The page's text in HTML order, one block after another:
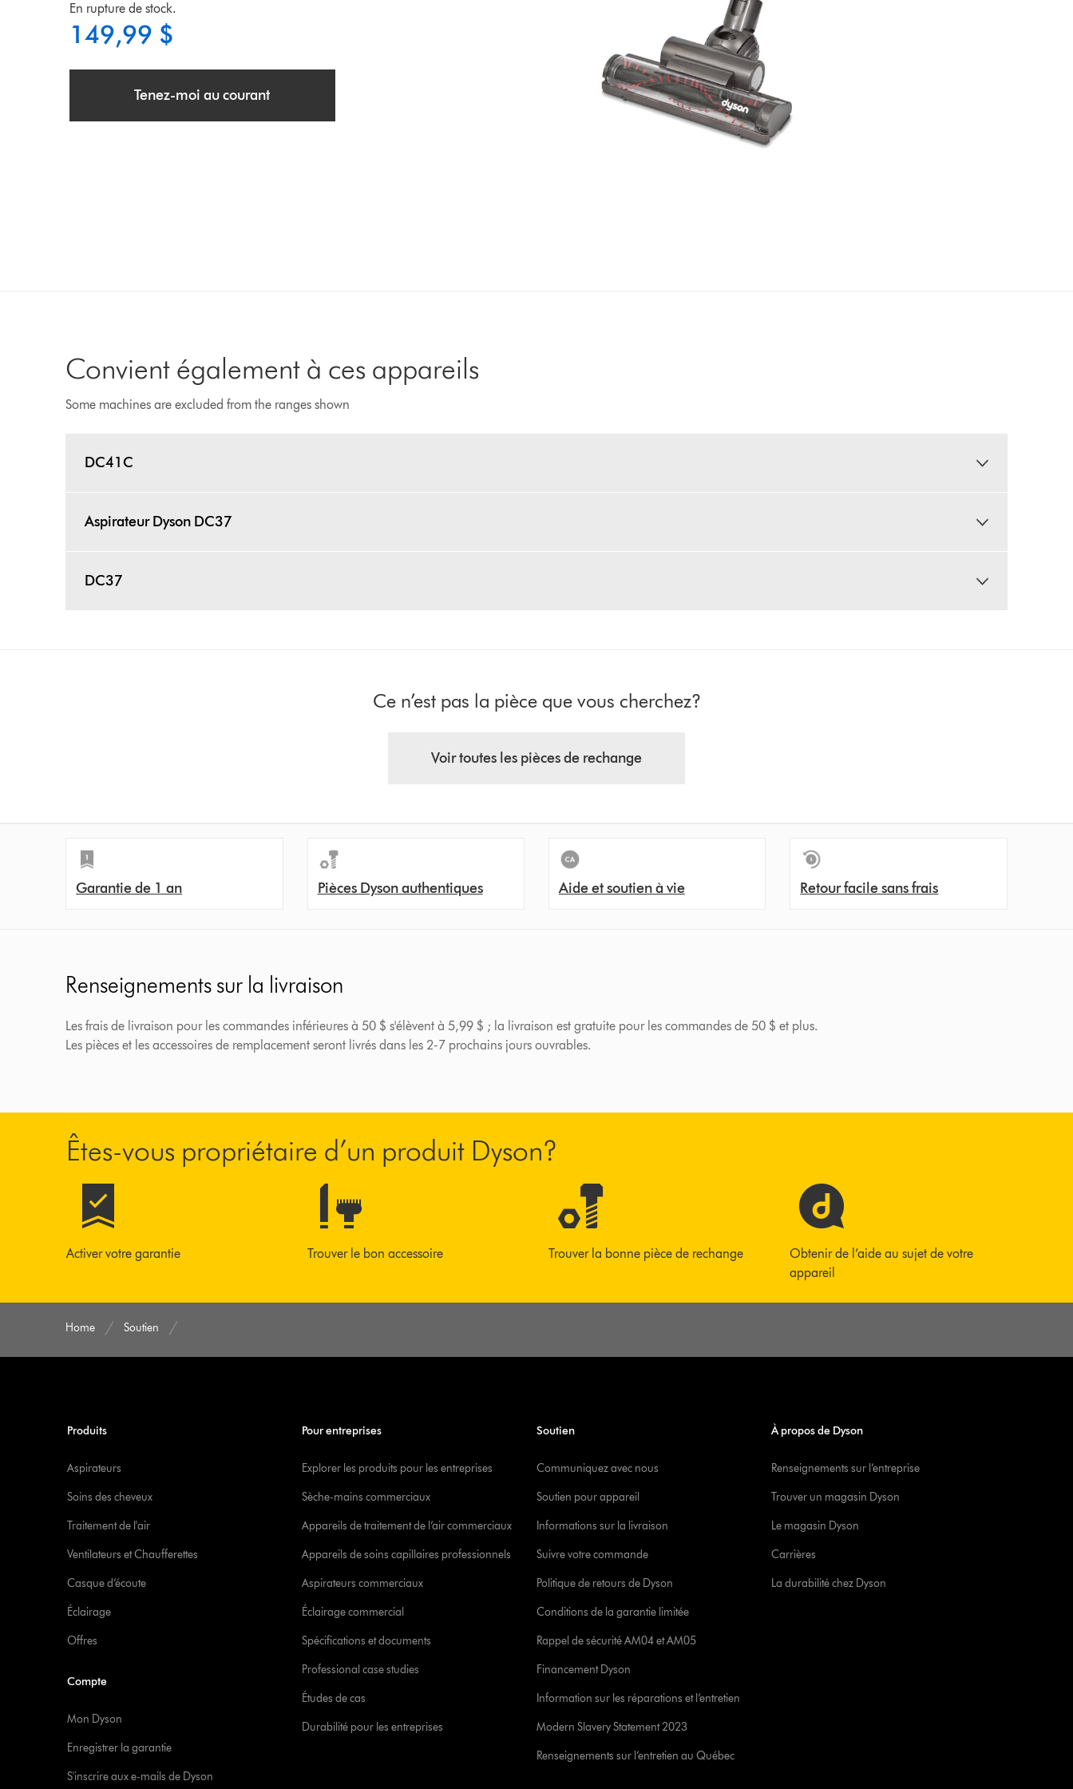
En rupture de stock.
149,99 $
Tenez-moi au courant
Convient également à ces appareils
Some machines are excluded from the ranges shown
DC41C
Aspirateur Dyson DC37
DC37
Ce n’est pas la pièce que vous cherchez?
Voir toutes les pièces de rechange
Garantie de 1 an Pièces Dyson authentiques Aide et soutien à vie Retour facile sans frais
Renseignements sur la livraison
Les frais de livraison pour les commandes inférieures à 50 $ s'élèvent à 5,99 $ ; la livraison est gratuite pour les commandes de 50 $ et plus.
Les pièces et les accessoires de remplacement seront livrés dans les 2-7 prochains jours ouvrables.
Êtes-vous propriétaire d’un produit Dyson?
Activer votre garantie Trouver le bon accessoire Trouver la bonne pièce de rechange
Obtenir de l’aide au sujet de votre
appareil
Home Soutien
Produits
Aspirateurs
Soins des cheveux
Traitement de l'air
Ventilateurs et Chaufferettes
Casque d’écoute
Éclairage
Offres
Compte
Mon Dyson
Enregistrer la garantie
S'inscrire aux e-mails de Dyson
Pour entreprises
Explorer les produits pour les entreprises
Sèche-mains commerciaux
Appareils de traitement de l’air commerciaux
Appareils de soins capillaires professionnels
Aspirateurs commerciaux
Éclairage commercial
Spécifications et documents
Professional case studies
Études de cas
Durabilité pour les entreprises
Soutien
Communiquez avec nous
Soutien pour appareil
Informations sur la livraison
Suivre votre commande
Politique de retours de Dyson
Conditions de la garantie limitée
Rappel de sécurité AM04 et AM05
Financement Dyson
Information sur les réparations et l’entretien
Modern Slavery Statement 2023
Renseignements sur l’entretien au Québec
À propos de Dyson
Renseignements sur l’entreprise
Trouver un magasin Dyson
Le magasin Dyson
Carrières
La durabilité chez Dyson